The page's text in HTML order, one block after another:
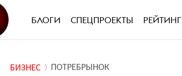
БЛОГИ СПЕЦПРОЕКТЫ
БИЗНЕС ПОТРЕБРЫНОК